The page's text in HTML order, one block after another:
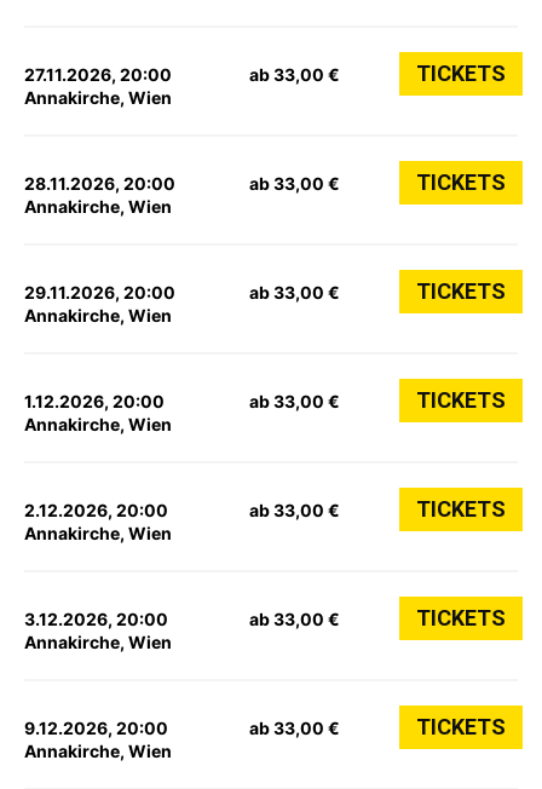
27.11.2026, 20:00
Annakirche, Wien
ab 33,00 € TICKETS
28.11.2026, 20:00
Annakirche, Wien
ab 33,00 € TICKETS
29.11.2026, 20:00
Annakirche, Wien
ab 33,00 € TICKETS
1.12.2026, 20:00
Annakirche, Wien
ab 33,00 € TICKETS
2.12.2026, 20:00
Annakirche, Wien
ab 33,00 € TICKETS
3.12.2026, 20:00
Annakirche, Wien
ab 33,00 € TICKETS
9.12.2026, 20:00
Annakirche, Wien
ab 33,00 € TICKETS